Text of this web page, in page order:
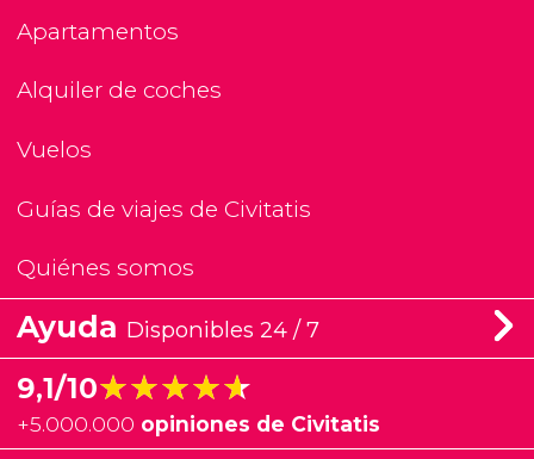
Apartamentos
Alquiler de coches
Vuelos
Guías de viajes de Civitatis
Quiénes somos
Ayuda Disponibles 24 / 7
9,1/10★★★★★
★★★★★
+5.000.000 opiniones de Civitatis